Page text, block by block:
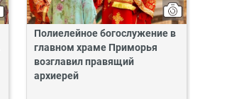
Полиелейное богослужение в
главном храме Приморья
возглавил правящий
архиерей